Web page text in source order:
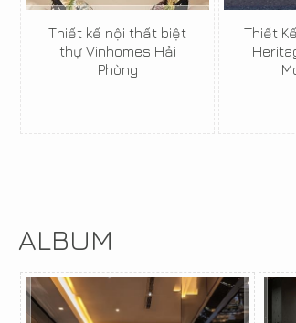
Thiết kế nội thất biệt
thự Vinhomes Hải
Phòng
Thiết
ALBUM